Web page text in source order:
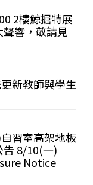
2樓鯨掘特展
響，敬請見
新教師與學生
習室高架地板
告 8/10(一)
Notice